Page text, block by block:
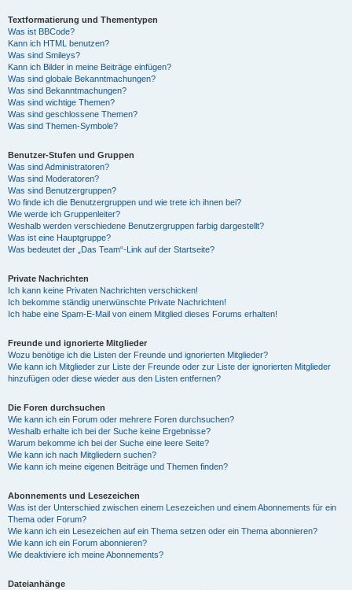
Textformatierung und Thementypen
Was ist BBCode?
Kann ich HTML benutzen?
Was sind Smileys?
Kann ich Bilder in meine Beiträge einfügen?
Was sind globale Bekanntmachungen?
Was sind Bekanntmachungen?
Was sind wichtige Themen?
Was sind geschlossene Themen?
Was sind Themen-Symbole?
Benutzer-Stufen und Gruppen
Was sind Administratoren?
Was sind Moderatoren?
Was sind Benutzergruppen?
Wo finde ich die Benutzergruppen und wie trete ich ihnen bei?
Wie werde ich Gruppenleiter?
Weshalb werden verschiedene Benutzergruppen farbig dargestellt?
Was ist eine Hauptgruppe?
Was bedeutet der „Das Team“-Link auf der Startseite?
Private Nachrichten
Ich kann keine Privaten Nachrichten verschicken!
Ich bekomme ständig unerwünschte Private Nachrichten!
Ich habe eine Spam-E-Mail von einem Mitglied dieses Forums erhalten!
Freunde und ignorierte Mitglieder
Wozu benötige ich die Listen der Freunde und ignorierten Mitglieder?
Wie kann ich Mitglieder zur Liste der Freunde oder zur Liste der ignorierten Mitglieder
hinzufügen oder diese wieder aus den Listen entfernen?
Die Foren durchsuchen
Wie kann ich ein Forum oder mehrere Foren durchsuchen?
Weshalb erhalte ich bei der Suche keine Ergebnisse?
Warum bekomme ich bei der Suche eine leere Seite?
Wie kann ich nach Mitgliedern suchen?
Wie kann ich meine eigenen Beiträge und Themen finden?
Abonnements und Lesezeichen
Was ist der Unterschied zwischen einem Lesezeichen und einem Abonnements für ein
Thema oder Forum?
Wie kann ich ein Lesezeichen auf ein Thema setzen oder ein Thema abonnieren?
Wie kann ich ein Forum abonnieren?
Wie deaktiviere ich meine Abonnements?
Dateianhänge